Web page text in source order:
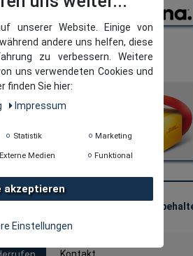
Versand & Retouren
· tomBrook GmbH. Alle Rechte
Kontakt
unserer Website. Einige von
andere uns helfen, diese
zu verbessern. Weitere
uns verwendeten Cookies und
finden Sie hier:
Impressum
Statistik Marketing
Externe Medien Funktional
akzeptieren
Einstellungen